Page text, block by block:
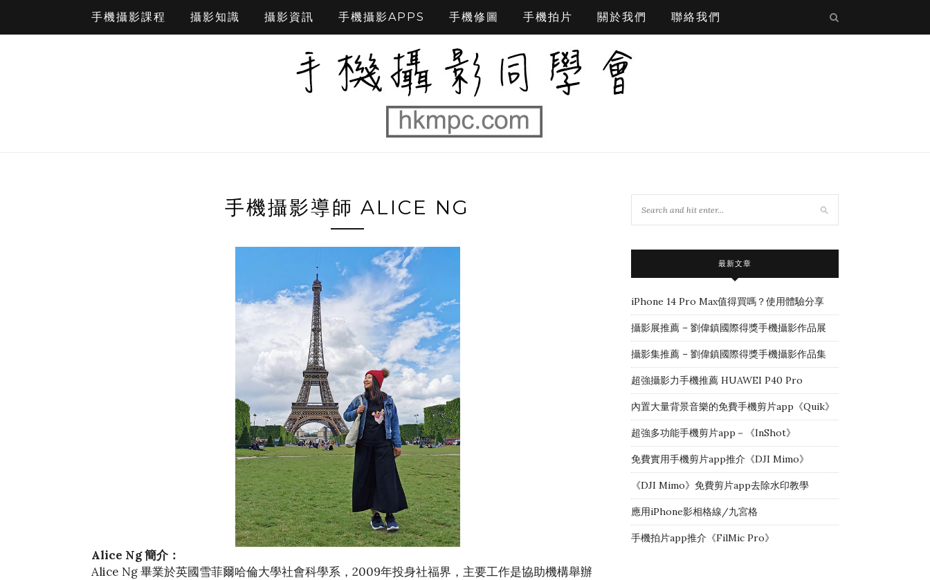
手機攝影課程 攝影知識 攝影資訊 手機攝影APPS 手機修圖 手機拍片 關於我們 聯絡我們
手機攝影導師 ALICE NG
Alice Ng 簡介：
Alice Ng 畢業於英國雪菲爾哈倫大學社會科學系，2009年投身社福界，主要工作是協助機構舉辦
最新文章
iPhone 14 Pro Max值得買嗎？使用體驗分享
攝影展推薦 – 劉偉鎮國際得獎手機攝影作品展
攝影集推薦 – 劉偉鎮國際得獎手機攝影作品集
超強攝影力手機推薦 HUAWEI P40 Pro
內置大量背景音樂的免費手機剪片app《Quik》
超強多功能手機剪片app－《InShot》
免費實用手機剪片app推介《DJI Mimo》
《DJI Mimo》免費剪片app去除水印教學
應用iPhone影相格線/九宮格
手機拍片app推介《FilMic Pro》